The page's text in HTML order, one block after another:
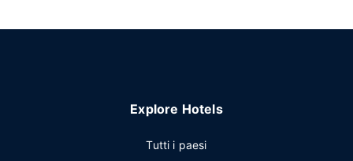
Explore Hotels
Tutti i paesi